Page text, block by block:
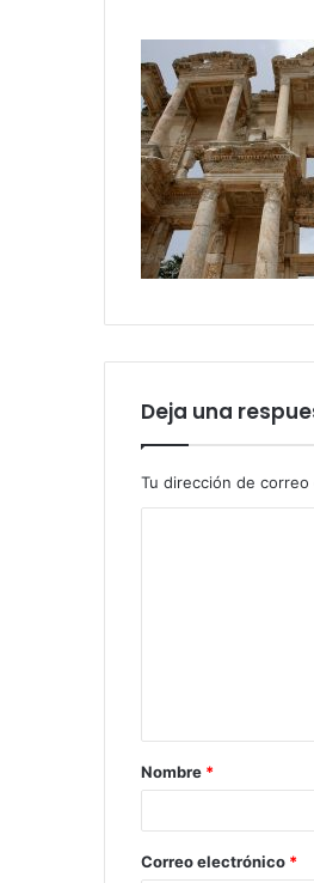
Deja una
Tu dirección de
a
r
Nombre *
Correo electrónico *